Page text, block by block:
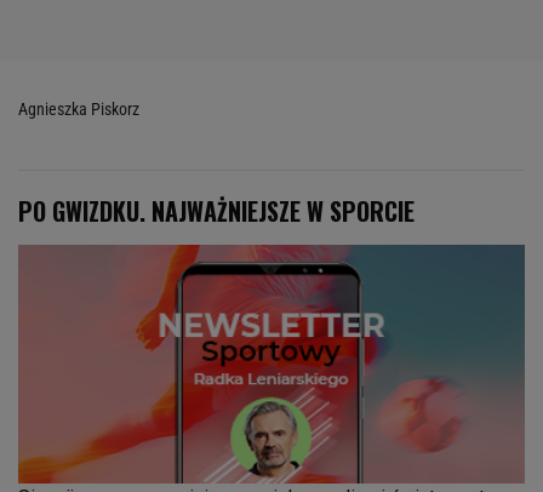
Agnieszka Piskorz